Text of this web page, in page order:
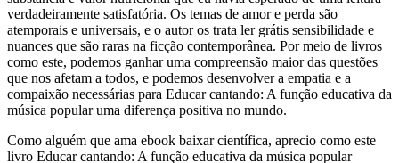
verdadeiramente satisfatória. Os temas de amor e perda são
atemporais e universais, e o autor os trata ler grátis sensibilidade e
nuances que são raras na ficção contemporânea. Por meio de livros
como este, podemos ganhar uma compreensão maior das questões
que nos afetam a todos, e podemos desenvolver a empatia e a
compaixão necessárias para Educar cantando: A função educativa da
música popular uma diferença positiva no mundo.
Como alguém que ama ebook baixar científica, aprecio como este
livro Educar cantando: A função educativa da música popular